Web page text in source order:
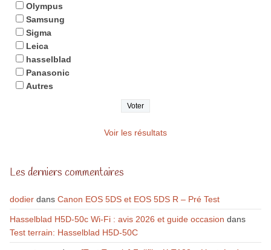
Olympus
Samsung
Sigma
Leica
hasselblad
Panasonic
Autres
Voir les résultats
Les derniers commentaires
dodierdans Canon EOS 5DS et EOS 5DS R – Pré Test
Hasselblad H5D-50c Wi-Fi : avis 2026 et guide occasion dans
Test terrain: Hasselblad H5D-50C